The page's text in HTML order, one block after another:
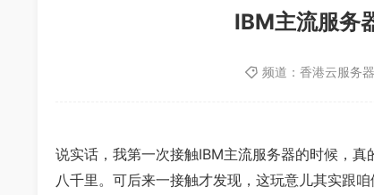
IBM主流服务
频道： 香港云服务器
说实话，我第一次接触IBM主流服务器的时候，
八千里。可后来一接触才发现，这玩意儿其实跟